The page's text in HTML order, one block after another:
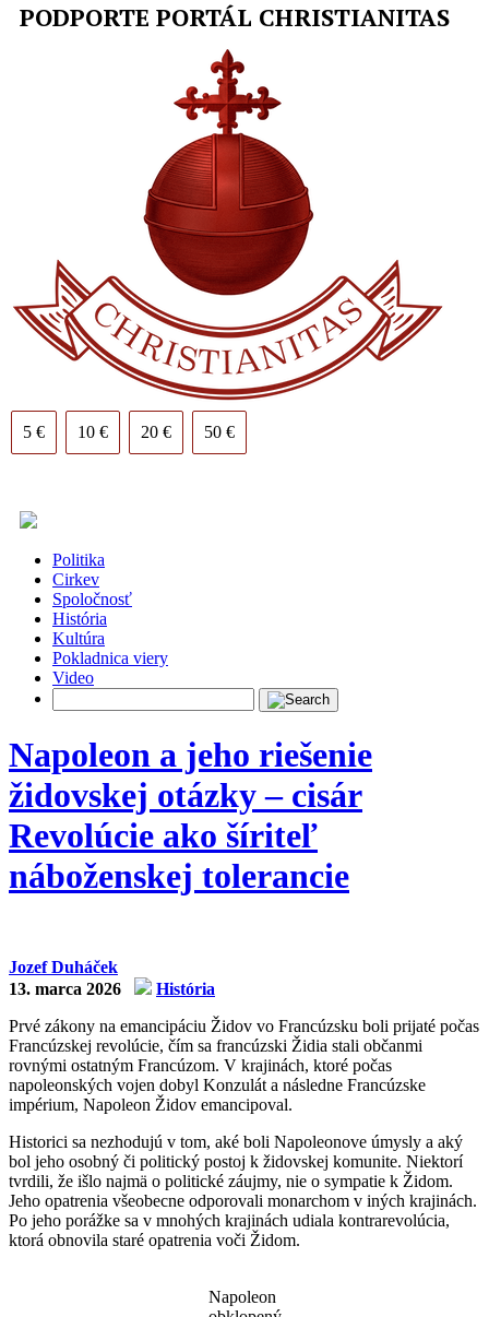
PODPORTE PORTÁL CHRISTIANITAS
5 € 10 € 20 € 50 €
Politika
Cirkev
Spoločnosť
História
Kultúra
Pokladnica viery
Video
Napoleon a jeho riešenie
židovskej otázky – cisár
Revolúcie ako šíriteľ
náboženskej tolerancie
Jozef Duháček
13. marca 2026
História
Prvé zákony na emancipáciu Židov vo Francúzsku boli prijaté počas
Francúzskej revolúcie, čím sa francúzski Židia stali občanmi
rovnými ostatným Francúzom. V krajinách, ktoré počas
napoleonských vojen dobyl Konzulát a následne Francúzske
impérium, Napoleon Židov emancipoval.
Historici sa nezhodujú v tom, aké boli Napoleonove úmysly a aký
bol jeho osobný či politický postoj k židovskej komunite. Niektorí
tvrdili, že išlo najmä o politické záujmy, nie o sympatie k Židom.
Jeho opatrenia všeobecne odporovali monarchom v iných krajinách.
Po jeho porážke sa v mnohých krajinách udiala kontrarevolúcia,
ktorá obnovila staré opatrenia voči Židom.
Napoleon